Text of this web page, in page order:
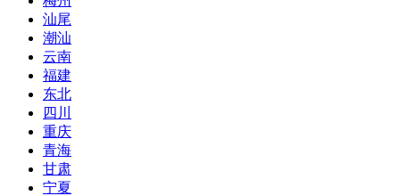
汕尾
潮汕
云南
福建
东北
四川
重庆
青海
甘肃
宁夏